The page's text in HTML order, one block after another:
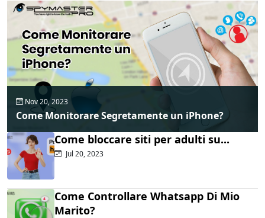
Nov 20, 2023
Come Monitorare Segretamente un iPhone?
Come bloccare siti per adulti su...
Jul 20, 2023
Come Controllare Whatsapp Di Mio
Marito?